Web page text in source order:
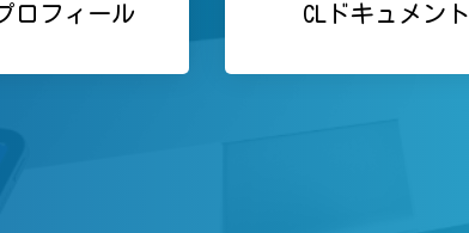
ロフィール CLドキュメント